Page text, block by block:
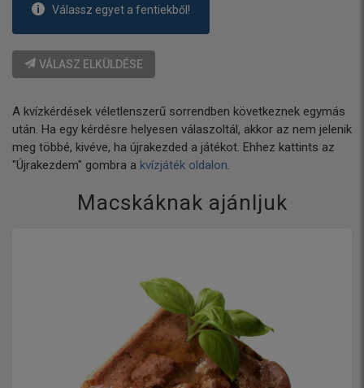
Válassz egyet a fentiekből!
VÁLASZ ELKÜLDÉSE
A kvízkérdések véletlenszerű sorrendben következnek egymás
után. Ha egy kérdésre helyesen válaszoltál, akkor az nem jelenik
meg többé, kivéve, ha újrakezded a játékot. Ehhez kattints az
"Újrakezdem" gombra a kvízjáték oldalon.
Macskáknak ajánljuk